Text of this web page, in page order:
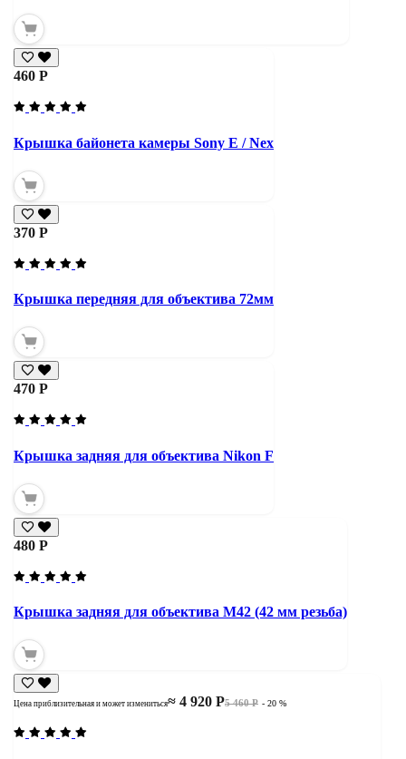
460 Р
Крышка байонета камеры Sony E / Nex
370 Р
Крышка передняя для объектива 72мм
470 Р
Крышка задняя для объектива Nikon F
480 Р
Крышка задняя для объектива М42 (42 мм резьба)
5 460 Р
≈ 4 920 Р
Цена приблизительная и может измениться - 20 %